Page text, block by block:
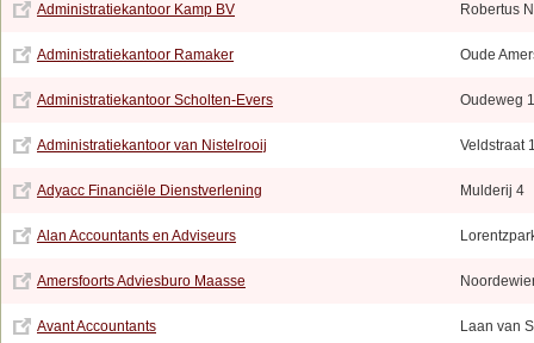
Administratiekantoor Kamp BV Robertus
Administratiekantoor Ramaker Oude
Administratiekantoor Scholten-Evers Oudeweg
Administratiekantoor van Nistelrooij Veldstraat
Adyacc Financiële Dienstverlening Mulderij 4
Alan Accountants en Adviseurs
Amersfoorts Adviesburo Maasse
Avant Accountants Laan van